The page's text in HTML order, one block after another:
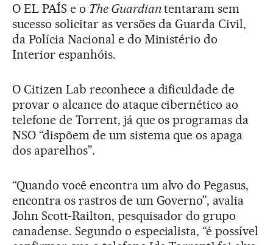
O EL PAÍS e o The Guardiantentaram sem
sucesso solicitar as versões da Guarda Civil,
da Polícia Nacional e do Ministério do
Interior espanhóis.
O Citizen Lab reconhece a dificuldade de
provar o alcance do ataque cibernético ao
telefone de Torrent, já que os programas da
NSO “dispõem de um sistema que os apaga
dos aparelhos”.
“Quando você encontra um alvo do Pegasus,
encontra os rastros de um Governo”, avalia
John Scott-Railton, pesquisador do grupo
canadense. Segundo o especialista, “é possível